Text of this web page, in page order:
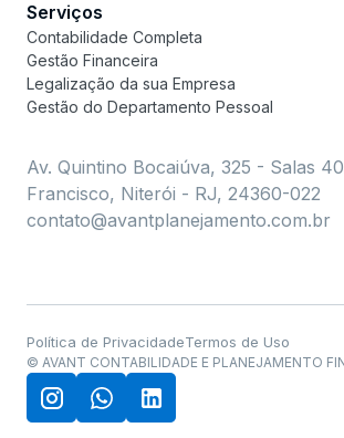
Serviços
Contabilidade Completa
Gestão Financeira
Legalização da sua Empresa
Gestão do Departamento Pessoal
Av. Quintino Bocaiúva, 325 - Salas
Francisco, Niterói - RJ, 24360-022
contato@avantplanejamento.com.br
Política de PrivacidadeTermos de Uso
© AVANT CONTABILIDADE E PLANEJAMENTO